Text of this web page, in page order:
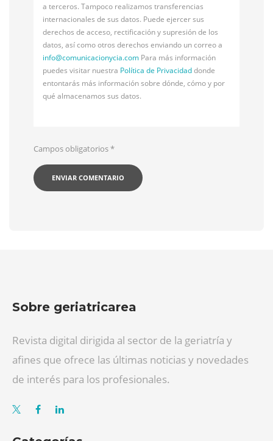
a terceros. Tampoco realizamos transferencias
internacionales de sus datos. Puede ejercer sus
derechos de acceso, rectificación y supresión de los
datos, así como otros derechos enviando un correo a
info@comunicacionycia.com Para más información
puedes visitar nuestra Política de Privacidaddonde
entontarás más información sobre dónde, cómo y por
qué almacenamos sus datos.
Campos obligatorios*
Sobre geriatricarea
Revista digital dirigida al sector de la geriatría y
afines que ofrece las últimas noticias y novedades
de interés para los profesionales.